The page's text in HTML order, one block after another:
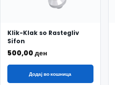
Klik-Klak so Rastegliv
Sifon
500,00 ден
Додај во кошница